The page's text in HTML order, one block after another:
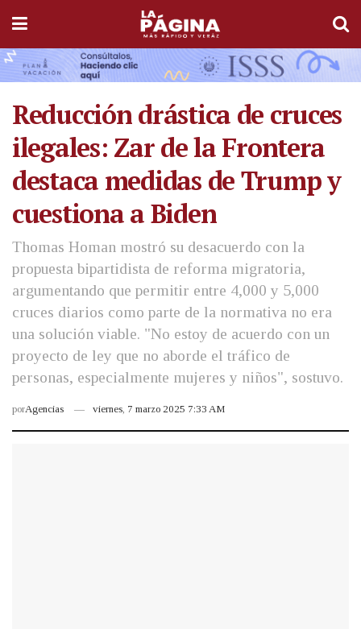
Reducción drástica de cruces
ilegales: Zar de la Frontera
destaca medidas de Trump y
cuestiona a Biden
Thomas Homan mostró su desacuerdo con la
propuesta bipartidista de reforma migratoria,
argumentando que permitir entre 4,000 y 5,000
cruces diarios como parte de la normativa no era
una solución viable. "No estoy de acuerdo con un
proyecto de ley que no aborde el tráfico de
personas, especialmente mujeres y niños", sostuvo.
porAgencias viernes, 7 marzo 2025 7:33 AM